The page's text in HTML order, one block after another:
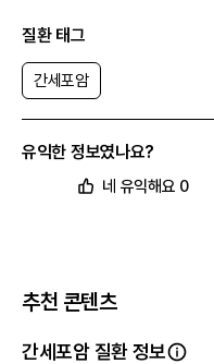
질환 태그
간세포암
유익한 정보였나요?
네 유익해요 0
추천 콘텐츠
간세포암 질환 정보